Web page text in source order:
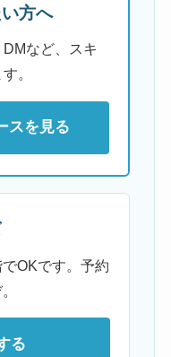
方へ
など、スキ
。
スを見る
でOKです。予約
る